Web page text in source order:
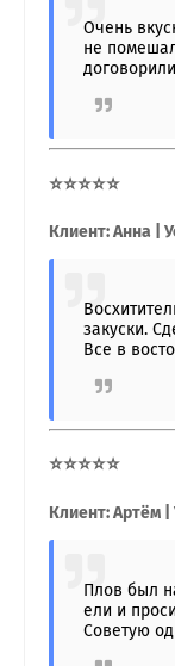
Очень
не
⭐⭐⭐⭐⭐
Клиент: Анна |
закуски.
Все в
⭐⭐⭐⭐⭐
Клиент: Артём |
Плов был
ели и
Советую